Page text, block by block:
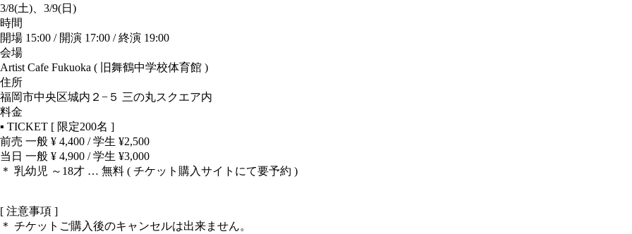
3/8(土)、3/9(日)
時間
開場 15:00 / 開演 17:00 / 終演 19:00
会場
Artist Cafe Fukuoka ( 旧舞鶴中学校体育館 )
住所
福岡市中央区城内２−５ 三の丸スクエア内
料金
▪︎ TICKET [ 限定200名 ]
前売 一般 ¥ 4,400 / 学生 ¥2,500
当日 一般 ¥ 4,900 / 学生 ¥3,000
＊ 乳幼児 ～18才 … 無料 ( チケット購入サイトにて要予約 )
[ 注意事項 ]
＊ チケットご購入後のキャンセルは出来ません。